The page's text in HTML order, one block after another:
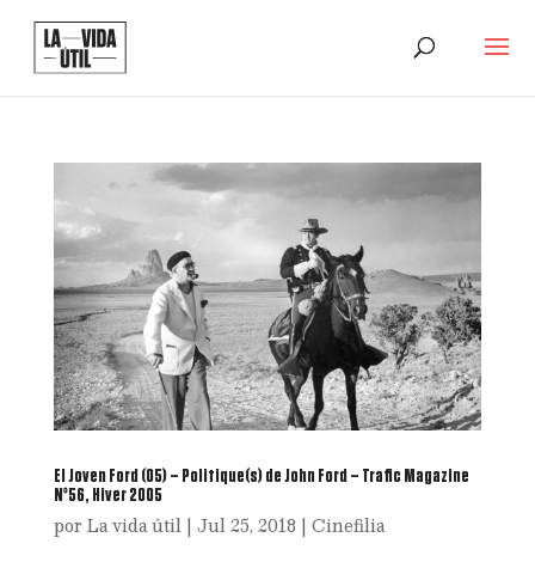
El Joven Ford (05) – Politique(s) de John Ford – Trafic Magazine
Nº56, Hiver 2005
por La vida útil| Jul 25, 2018 | Cinefilia